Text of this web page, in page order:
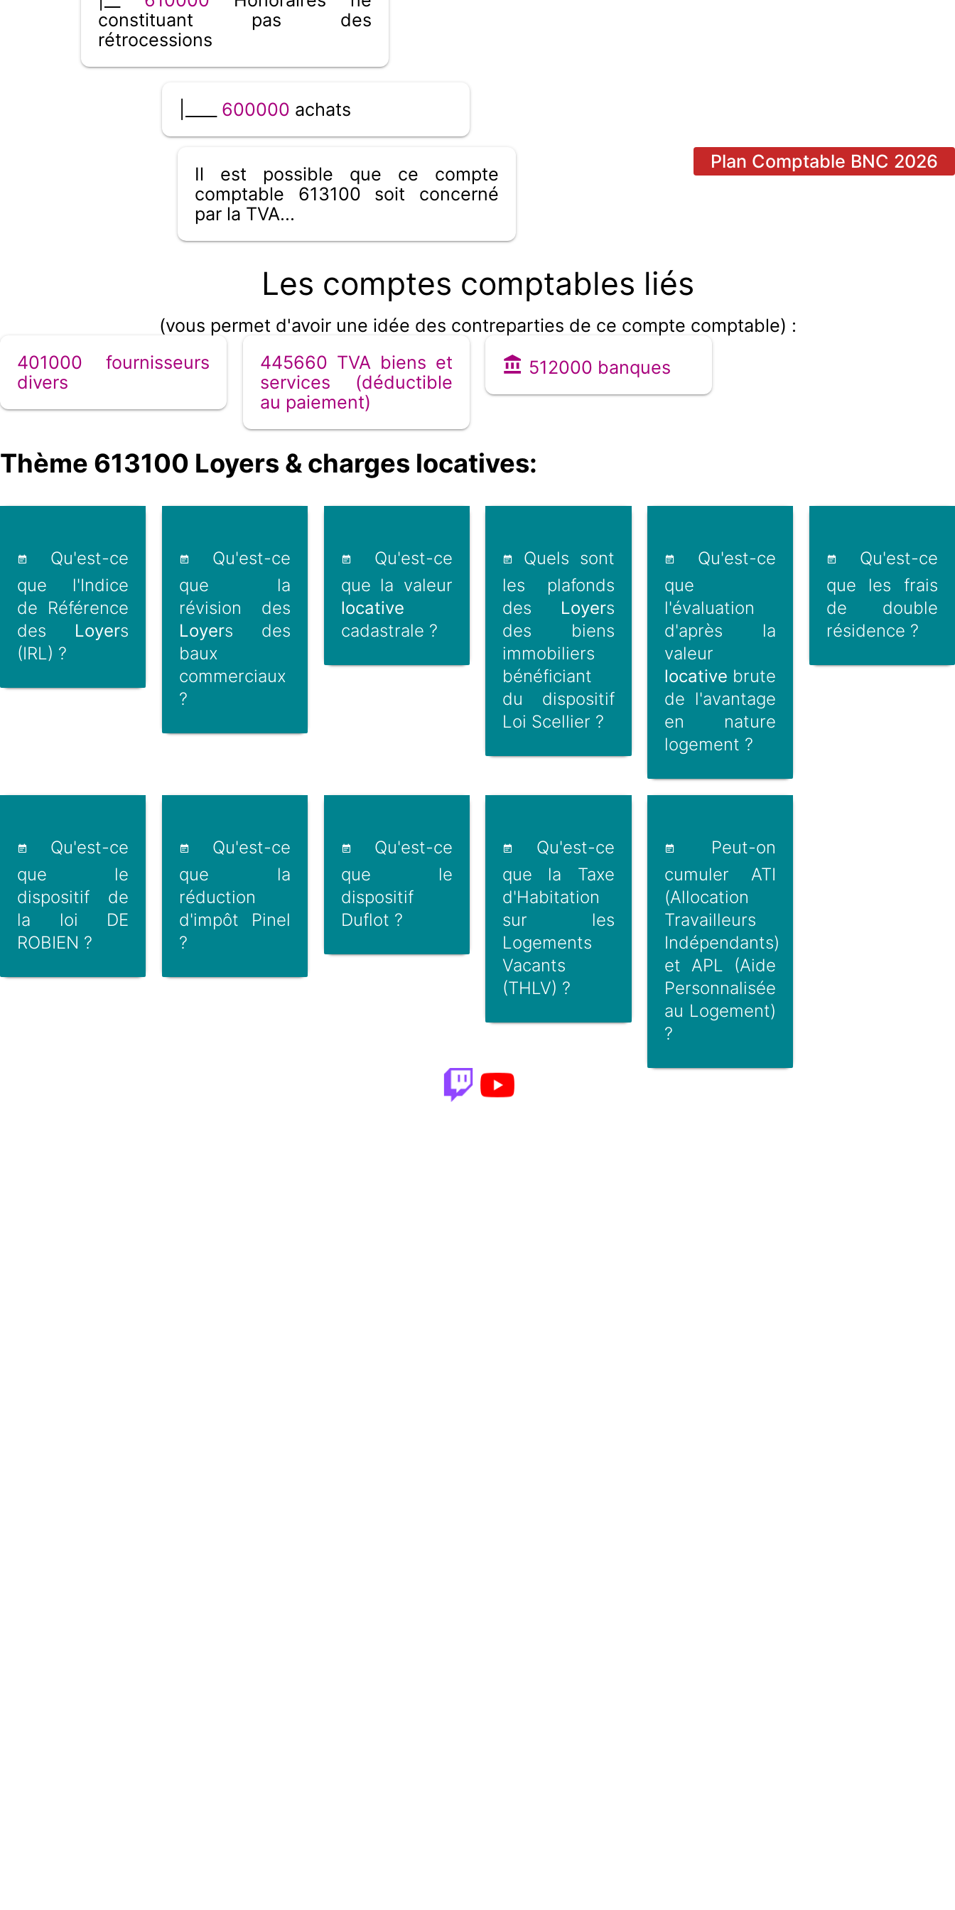
constituant pas des
rétrocessions
600000 achats
Plan Comptable BNC 2026
Il est possible que ce compte
comptable 613100 soit concerné
par la TVA...
Les comptes comptables liés
(vous permet d'avoir une idée des contreparties de ce compte comptable) :
401000 fournisseurs
divers
445660 TVA biens et
services (déductible
au paiement)
512000 banques
Thème 613100 Loyers & charges locatives:
Qu'est-ce
que l'Indice
de Référence
des Loyers
(IRL) ?
Qu'est-ce
que la
révision des
Loyers des
baux
commerciaux
?
Qu'est-ce
que la valeur
locative
cadastrale ?
Quels sont
les plafonds
des Loyers
des biens
immobiliers
bénéficiant
du dispositif
Loi Scellier ?
Qu'est-ce
que
l'évaluation
d'après la
valeur
locative brute
de l'avantage
en nature
logement ?
Qu'est-ce
que les frais
de double
résidence ?
Qu'est-ce
que le
dispositif de
la loi DE
ROBIEN ?
Qu'est-ce
que la
réduction
d'impôt Pinel
?
Qu'est-ce
que le
dispositif
Duflot ?
Qu'est-ce
que la Taxe
d'Habitation
sur les
Logements
Vacants
(THLV) ?
Peut-on
cumuler ATI
(Allocation
Travailleurs
Indépendants)
et APL (Aide
Personnalisée
au Logement)
?